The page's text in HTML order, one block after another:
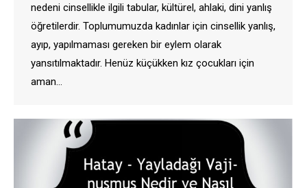
nedeni cinsellikle ilgili tabular, kültürel, ahlaki, dini yanlış
öğretilerdir. Toplumumuzda kadınlar için cinsellik yanlış,
ayıp, yapılmaması gereken bir eylem olarak
yansıtılmaktadır. Henüz küçükken kız çocukları için
aman…